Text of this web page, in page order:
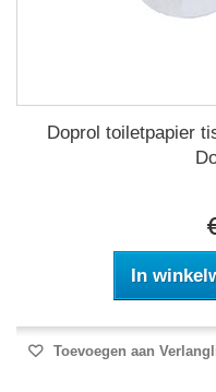
Doprol toiletpapier
In
Toevoegen aan